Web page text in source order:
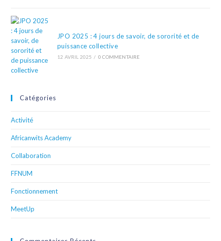
JPO 2025 : 4 jours de savoir, de sororité et de
puissance collective
12 AVRIL 2025 / 0 COMMENTAIRE
Catégories
Activité
Africanwits Academy
Collaboration
FFNUM
Fonctionnement
MeetUp